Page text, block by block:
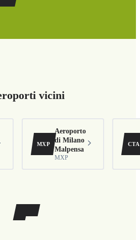
vicini
MXP
Aeroporto
di Milano
Malpensa
MXP
CTA